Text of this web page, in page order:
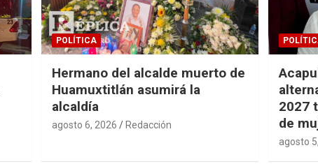
POLÍTICA
Hermano del alcalde muerto de
Huamuxtitlán asumirá la
alcaldía
agosto 6, 2026 Redacción
2027
de
agosto